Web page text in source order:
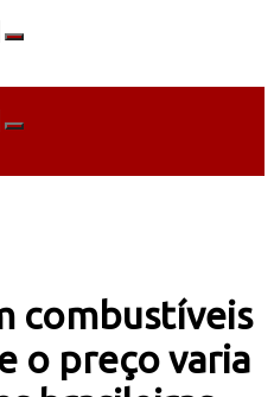
combustíveis
o preço varia